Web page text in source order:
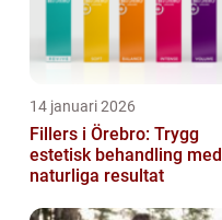
14 januari 2026
Fillers i Örebro: Trygg
estetisk behandling med
naturliga resultat